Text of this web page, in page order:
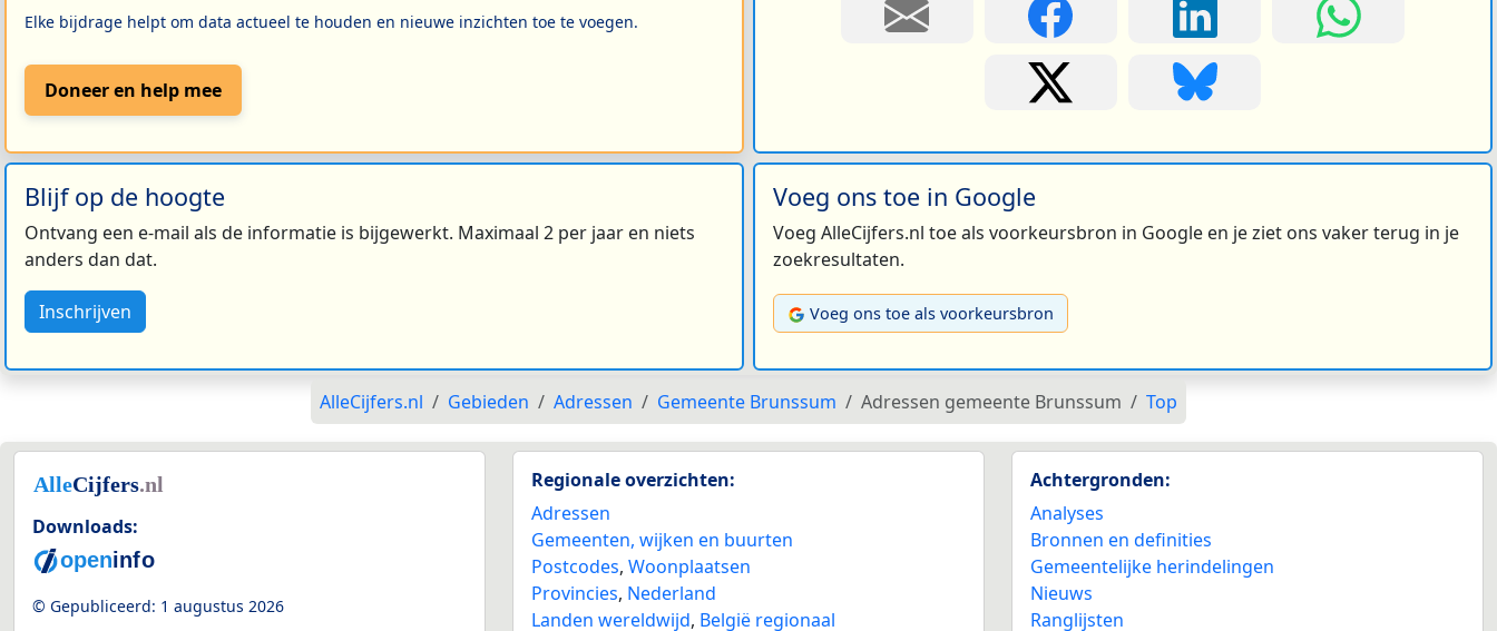
Elke bijdrage helpt om data actueel te houden en nieuwe inzichten toe te voegen.
Doneer en help mee
Blijf op de hoogte
Ontvang een e-mail als de informatie is bijgewerkt. Maximaal 2 per jaar en niets
anders dan dat.
Inschrijven
Voeg ons toe in Google
Voeg AlleCijfers.nl toe als voorkeursbron in Google en je ziet ons vaker terug in je
zoekresultaten.
Voeg ons toe als voorkeursbron
AlleCijfers.nl Gebieden Adressen Gemeente Brunssum Adressen gemeente Brunssum Top
Downloads:
© Gepubliceerd: 1 augustus 2026
Regionale overzichten:
Adressen
Gemeenten, wijken en buurten
Postcodes, Woonplaatsen
Provincies, Nederland
Landen wereldwijd, België regionaal
Achtergronden:
Analyses
Bronnen en definities
Gemeentelijke herindelingen
Nieuws
Ranglijsten